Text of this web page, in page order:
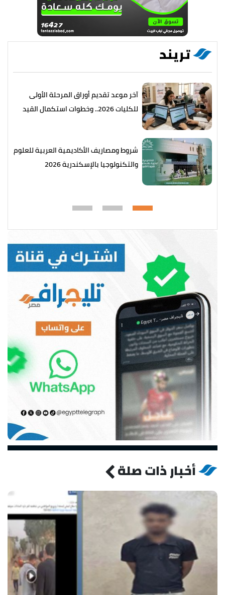
تريند
آخر موعد تقديم أوراق المرحلة الأولى
للكليات 2026.. وخطوات استكمال القيد
شروط ومصاريف الأكاديمية العربية للعلوم
والتكنولوجيا بالإسكندرية 2026
أخبار ذات صلة